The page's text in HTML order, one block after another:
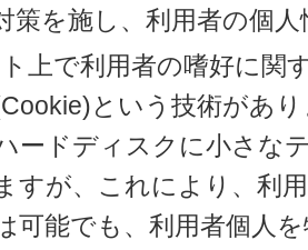
策を施し、利用者の個
上で利用者の嗜好に関
という技術があ
ードディスクに小さな
すが、これにより、利
可能でも、利用者個人